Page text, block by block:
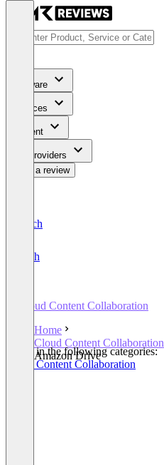
Software
Services
Content
For Providers
Write a review
Deutsch
English
Cloud Content Collaboration
Home
Cloud Content Collaboration
Amazon Drive
Listed in the following categories:
Cloud Content Collaboration